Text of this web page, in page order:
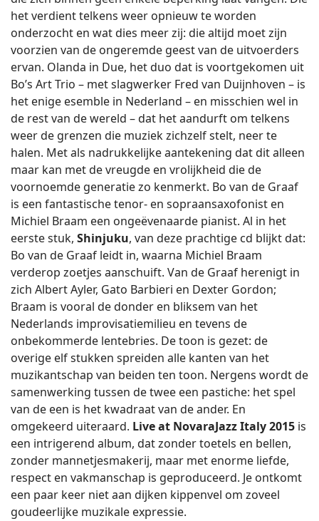
het verdient telkens weer opnieuw te worden
onderzocht en wat dies meer zij: die altijd moet zijn
voorzien van de ongeremde geest van de uitvoerders
ervan. Olanda in Due, het duo dat is voortgekomen uit
Bo’s Art Trio – met slagwerker Fred van Duijnhoven – is
het enige esemble in Nederland – en misschien wel in
de rest van de wereld – dat het aandurft om telkens
weer de grenzen die muziek zichzelf stelt, neer te
halen. Met als nadrukkelijke aantekening dat dit alleen
maar kan met de vreugde en vrolijkheid die de
voornoemde generatie zo kenmerkt. Bo van de Graaf
is een fantastische tenor- en sopraansaxofonist en
Michiel Braam een ongeëvenaarde pianist. Al in het
eerste stuk, Shinjuku, van deze prachtige cd blijkt dat:
Bo van de Graaf leidt in, waarna Michiel Braam
verderop zoetjes aanschuift. Van de Graaf herenigt in
zich Albert Ayler, Gato Barbieri en Dexter Gordon;
Braam is vooral de donder en bliksem van het
Nederlands improvisatiemilieu en tevens de
onbekommerde lentebries. De toon is gezet: de
overige elf stukken spreiden alle kanten van het
muzikantschap van beiden ten toon. Nergens wordt de
samenwerking tussen de twee een pastiche: het spel
van de een is het kwadraat van de ander. En
omgekeerd uiteraard. Live at NovaraJazz Italy2015 is
een intrigerend album, dat zonder toetels en bellen,
zonder mannetjesmakerij, maar met enorme liefde,
respect en vakmanschap is geproduceerd. Je ontkomt
een paar keer niet aan dijken kippenvel om zoveel
goudeerlijke muzikale expressie.